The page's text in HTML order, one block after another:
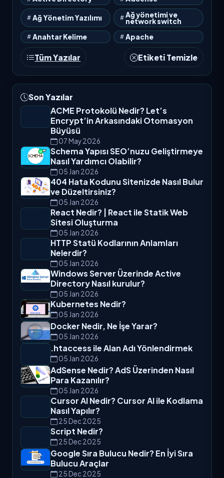
Ağ Yönetim Yazılımı Ağ yönetimi ve
network switch
Anahtar Kelime
Apache
Tüm Yazılar Etiketi Temizle
Son Yazılar
ACME Protokolü Nedir? Let’s
Encrypt’in Arkasındaki Otomasyon
Büyüsü
07 May 2026
Schema Yapısı SEO’nuzu Geliştirmeye
Nasıl Yardımcı Olabilir?
05 Jan 2026
404 Hata Kodunu Sitenizde Nasıl Bulur
ve Düzeltirsiniz?
05 Jan 2026
React Nedir? | React ile Statik Web
Sitesi Oluşturma
05 Jan 2026
HTTP Statü Kodlarının Anlamları
Nelerdir?
05 Jan 2026
Windows Server Üzerinde Active
Directory Nasıl kurulur?
05 Jan 2026
Kubernetes Nedir?
05 Jan 2026
Docker Nedir, Ne İşe Yarar?
05 Jan 2026
.htaccess ile Alan Adı Yönlendirmek
05 Jan 2026
AdSense Nedir? AdS Üzerinden Nasıl
Para Kazanılır?
05 Jan 2026
Cursor AI Nedir? Cursor AI ile Kodlama
Nasıl Yapılır?
25 Dec 2025
Script Nedir?
25 Dec 2025
Google Sıra Bulucu Nedir? En İyi Sıra
Bulucu Araçlar
25 Dec 2025